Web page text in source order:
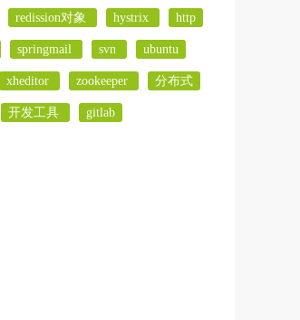
redission对象 hystrix http
springmail svn ubuntu
xheditor zookeeper 分布式
开发工具 gitlab